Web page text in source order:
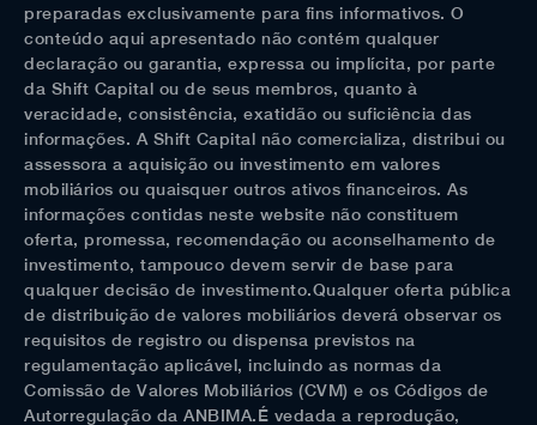
preparadas exclusivamente para fins informativos. O
conteúdo aqui apresentado não contém qualquer
declaração ou garantia, expressa ou implícita, por parte
da Shift Capital ou de seus membros, quanto à
veracidade, consistência, exatidão ou suficiência das
informações. A Shift Capital não comercializa, distribui ou
assessora a aquisição ou investimento em valores
mobiliários ou quaisquer outros ativos financeiros. As
informações contidas neste website não constituem
oferta, promessa, recomendação ou aconselhamento de
investimento, tampouco devem servir de base para
qualquer decisão de investimento.Qualquer oferta pública
de distribuição de valores mobiliários deverá observar os
requisitos de registro ou dispensa previstos na
regulamentação aplicável, incluindo as normas da
Comissão de Valores Mobiliários (CVM) e os Códigos de
Autorregulação da ANBIMA.É vedada a reprodução,